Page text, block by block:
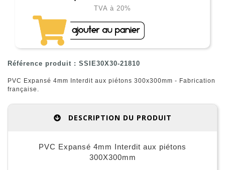
TVA à 20%
Référence produit : SSIE30X30-21810
PVC Expansé 4mm Interdit aux piétons 300x300mm - Fabrication
française.
DESCRIPTION DU PRODUIT
PVC Expansé 4mm Interdit aux piétons
300X300mm